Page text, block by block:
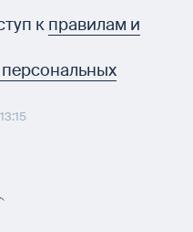
к правилам и